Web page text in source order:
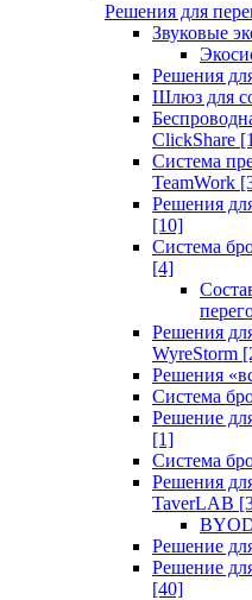
Решения для
Звуковые
Решения
Шлюз для
ClickShare
Система
TeamWork
Решения
[10]
Система
[4]
Решения
WyreStorm
Решения
Система
Решение
[1]
Система
Решения
TaverLAB
Решение
Решение
[40]